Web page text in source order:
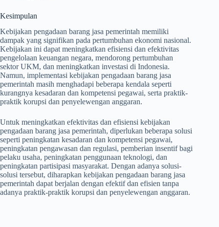
Kesimpulan
Kebijakan pengadaan barang jasa pemerintah memiliki
dampak yang signifikan pada pertumbuhan ekonomi nasional.
Kebijakan ini dapat meningkatkan efisiensi dan efektivitas
pengelolaan keuangan negara, mendorong pertumbuhan
sektor UKM, dan meningkatkan investasi di Indonesia.
Namun, implementasi kebijakan pengadaan barang jasa
pemerintah masih menghadapi beberapa kendala seperti
kurangnya kesadaran dan kompetensi pegawai, serta praktik-
praktik korupsi dan penyelewengan anggaran.
Untuk meningkatkan efektivitas dan efisiensi kebijakan
pengadaan barang jasa pemerintah, diperlukan beberapa solusi
seperti peningkatan kesadaran dan kompetensi pegawai,
peningkatan pengawasan dan regulasi, pemberian insentif bagi
pelaku usaha, peningkatan penggunaan teknologi, dan
peningkatan partisipasi masyarakat. Dengan adanya solusi-
solusi tersebut, diharapkan kebijakan pengadaan barang jasa
pemerintah dapat berjalan dengan efektif dan efisien tanpa
adanya praktik-praktik korupsi dan penyelewengan anggaran.